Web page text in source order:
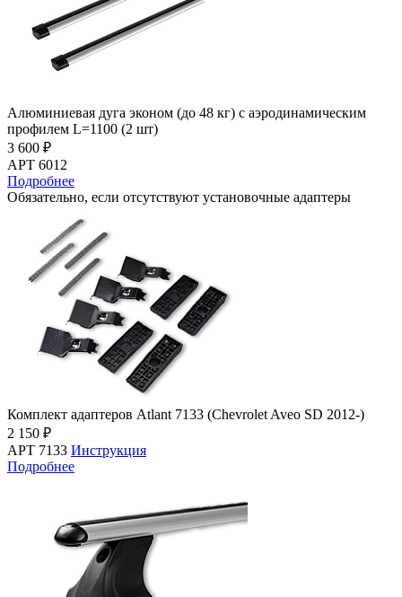
Алюминиевая дуга эконом (до 48 кг) с аэродинамическим
профилем L=1100 (2 шт)
3 600 ₽
АРТ 6012
Подробнее
Обязательно, если отсутствуют установочные адаптеры
Комплект адаптеров Atlant 7133 (Chevrolet Aveo SD 2012-)
2 150 ₽
АРТ 7133 Инструкция
Подробнее